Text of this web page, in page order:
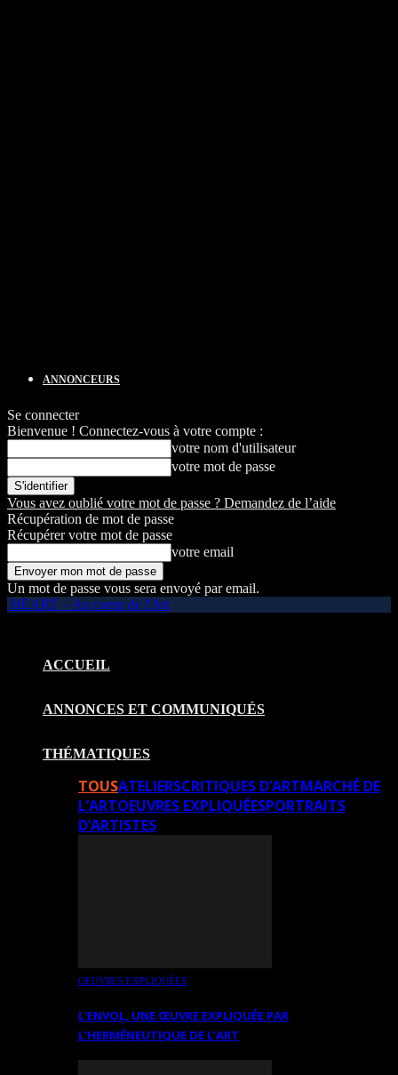
ANNONCEURS
Se connecter
Bienvenue ! Connectez-vous à votre compte :
votre nom d'utilisateur
votre mot de passe
Vous avez oublié votre mot de passe ? Demandez de l’aide
Récupération de mot de passe
Récupérer votre mot de passe
votre email
Un mot de passe vous sera envoyé par email.
HEART – Au coeur de l'Art
ACCUEIL
ANNONCES ET COMMUNIQUÉS
THÉMATIQUES
TOUSATELIERSCRITIQUES D’ARTMARCHÉ DE
L’ARTOEUVRES EXPLIQUÉESPORTRAITS
D’ARTISTES
OEUVRES EXPLIQUÉES
L’ENVOL, UNE ŒUVRE EXPLIQUÉE PAR
L’HERMÉNEUTIQUE DE L’ART